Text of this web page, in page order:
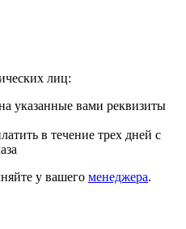
лиц:
указанные вами реквизиты
в течение трех дней с
у вашего менеджера.